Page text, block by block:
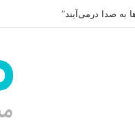
به صدا در‌می‌آیند”